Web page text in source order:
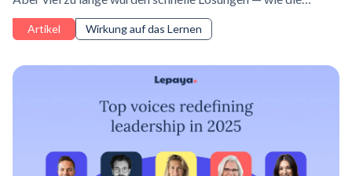
Förderung einer Bounce-Back-Mentalität — als akzeptable
Reaktion angesehen.
Artikel Wirkung auf das Lernen